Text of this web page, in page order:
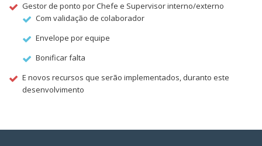
Gestor de ponto por Chefe e Supervisor interno/externo
Com validação de colaborador
Envelope por equipe
Bonificar falta
E novos recursos que serão implementados, duranto este
desenvolvimento